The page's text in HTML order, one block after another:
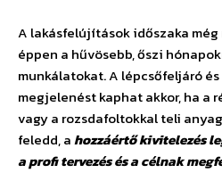
A lakásfelújítások időszaka még
éppen a hűvösebb, őszi
munkálatokat. A lépcsőfeljáró
megjelenést kaphat akkor, ha a
vagy a rozsdafoltokkal teli
feledd, ahozzáértő kivitelezés
a profi tervezés és a célnak